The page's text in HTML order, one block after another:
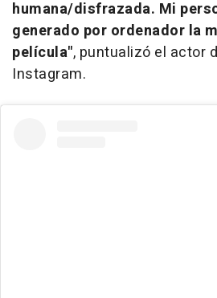
humana/disfrazada. Mi
generado por ordenador la
película", puntualizó el actor
Instagram.